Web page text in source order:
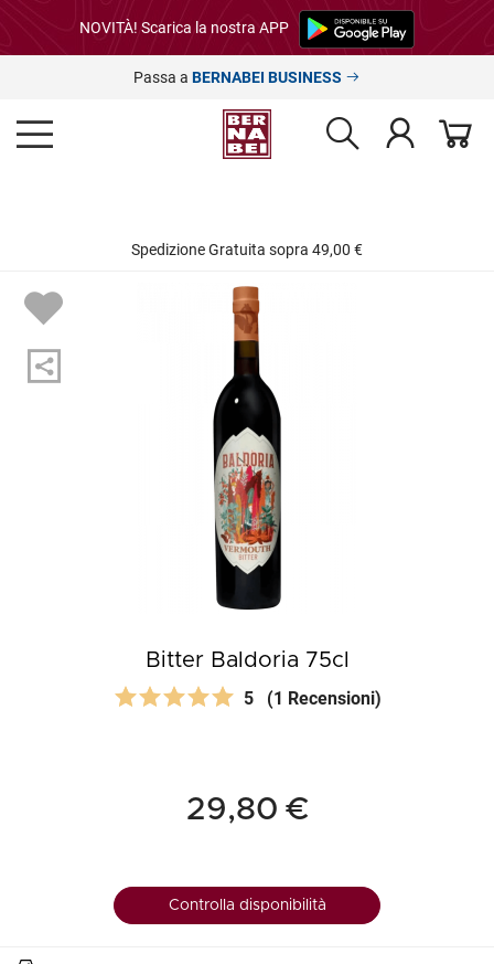
NOVITÀ! Scarica la nostra APP
Passa a BERNABEI BUSINESS
Spedizione Gratuita sopra 49,00 €
Bitter Baldoria 75cl
5 (1 Recensioni)
29,80 €
Controlla disponibilità